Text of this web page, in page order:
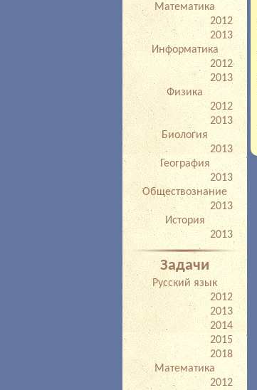
Математика
2012
2013
Информатика
2012
2013
Физика
2012
2013
Биология
2013
География
2013
Обществознание
2013
История
2013
Задачи
Русский язык
2012
2013
2014
2015
2018
Математика
2012